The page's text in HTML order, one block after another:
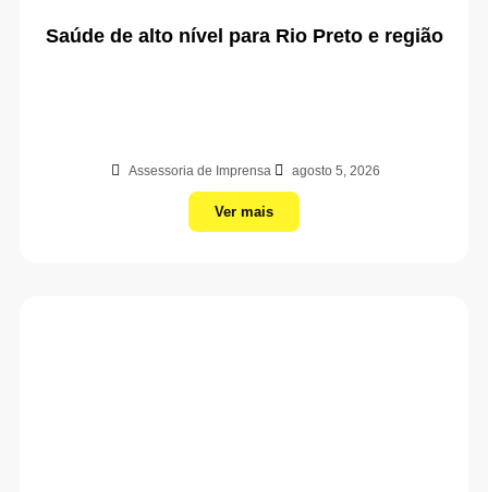
Saúde de alto nível para Rio Preto e região
Assessoria de Imprensa agosto 5, 2026
Ver mais